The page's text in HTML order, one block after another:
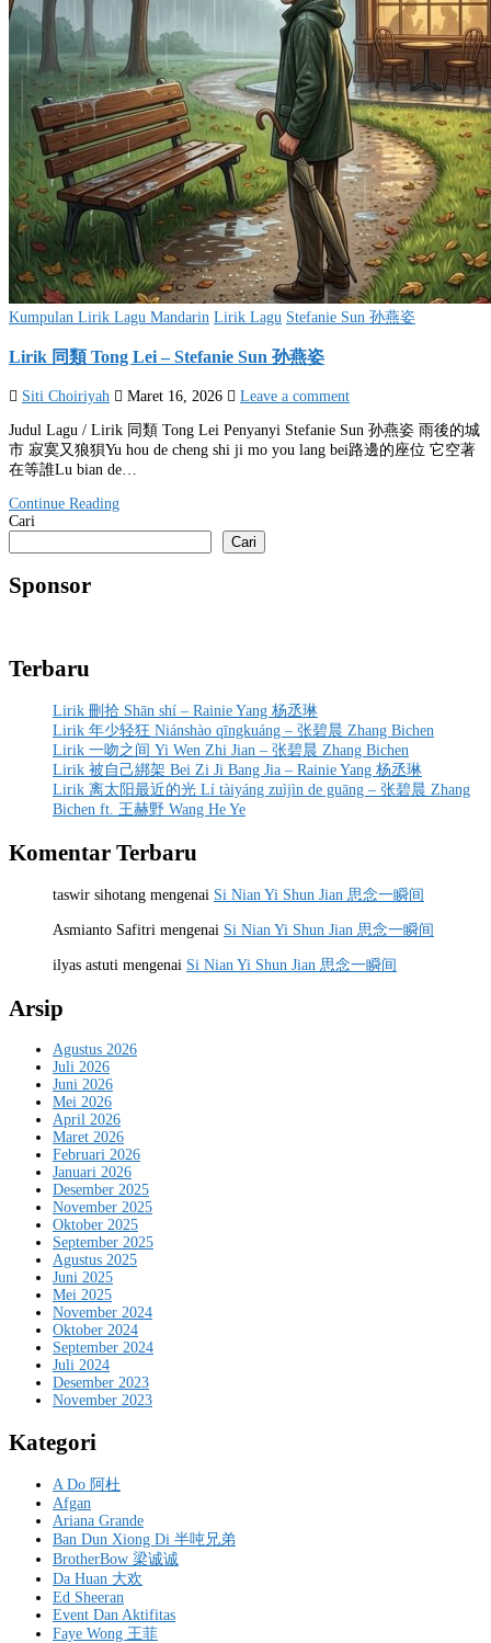
Posted
Kumpulan Lirik Lagu Mandarin Lirik Lagu Stefanie Sun 孙燕姿
Lirik 同類 Tong Lei – Stefanie Sun 孙燕姿
Siti Choiriyah Maret 16, 2026 Leave a comment
Judul Lagu / Lirik 同類 Tong Lei Penyanyi Stefanie Sun 孙燕姿 雨後的城
市 寂寞又狼狽Yu hou de cheng shi ji mo you lang bei路邊的座位 它空著
在等誰Lu bian de…
Continue Reading
Cari
Cari
Sponsor
Terbaru
Lirik 刪拾 Shān shí – Rainie Yang 杨丞琳
Lirik 年少轻狂 Niánshào qīngkuáng – 张碧晨 Zhang Bichen
Lirik 一吻之间 Yi Wen Zhi Jian – 张碧晨 Zhang Bichen
Lirik 被自己綁架 Bei Zi Ji Bang Jia – Rainie Yang 杨丞琳
Lirik 离太阳最近的光 Lí tàiyáng zuìjìn de guāng – 张碧晨 Zhang
Bichen ft. 王赫野 Wang He Ye
Komentar Terbaru
taswir sihotang mengenai Si Nian Yi Shun Jian 思念一瞬间
Asmianto Safitri mengenai Si Nian Yi Shun Jian 思念一瞬间
ilyas astuti mengenai Si Nian Yi Shun Jian 思念一瞬间
Arsip
Agustus 2026
Juli 2026
Juni 2026
Mei 2026
April 2026
Maret 2026
Februari 2026
Januari 2026
Desember 2025
November 2025
Oktober 2025
September 2025
Agustus 2025
Juni 2025
Mei 2025
November 2024
Oktober 2024
September 2024
Juli 2024
Desember 2023
November 2023
Kategori
A Do 阿杜
Afgan
Ariana Grande
Ban Dun Xiong Di 半吨兄弟
BrotherBow 梁诚诚
Da Huan 大欢
Ed Sheeran
Event Dan Aktifitas
Faye Wong 王菲